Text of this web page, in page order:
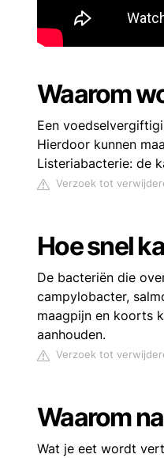
Waarom
Een
Hierdoor kunnen
Listeriabacterie: de
Verzoek tot
Hoe snel
De bacteriën die
campylobacter,
maagpijn en koorts
aanhouden.
Verzoek tot
Waarom
Wat je eet wordt